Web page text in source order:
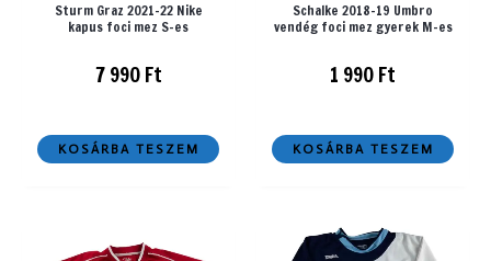
Sturm Graz 2021-22 Nike
kapus foci mez S-es
7 990Ft
KOSÁRBA TESZEM
Schalke 2018-19 Umbro
vendég foci mez gyerek M-es
1 990Ft
KOSÁRBA TESZEM